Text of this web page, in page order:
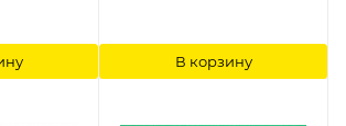
В корзину